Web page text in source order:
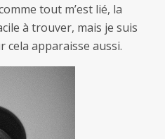
tout m’est lié, la
à trouver, mais je suis
cela apparaisse aussi.